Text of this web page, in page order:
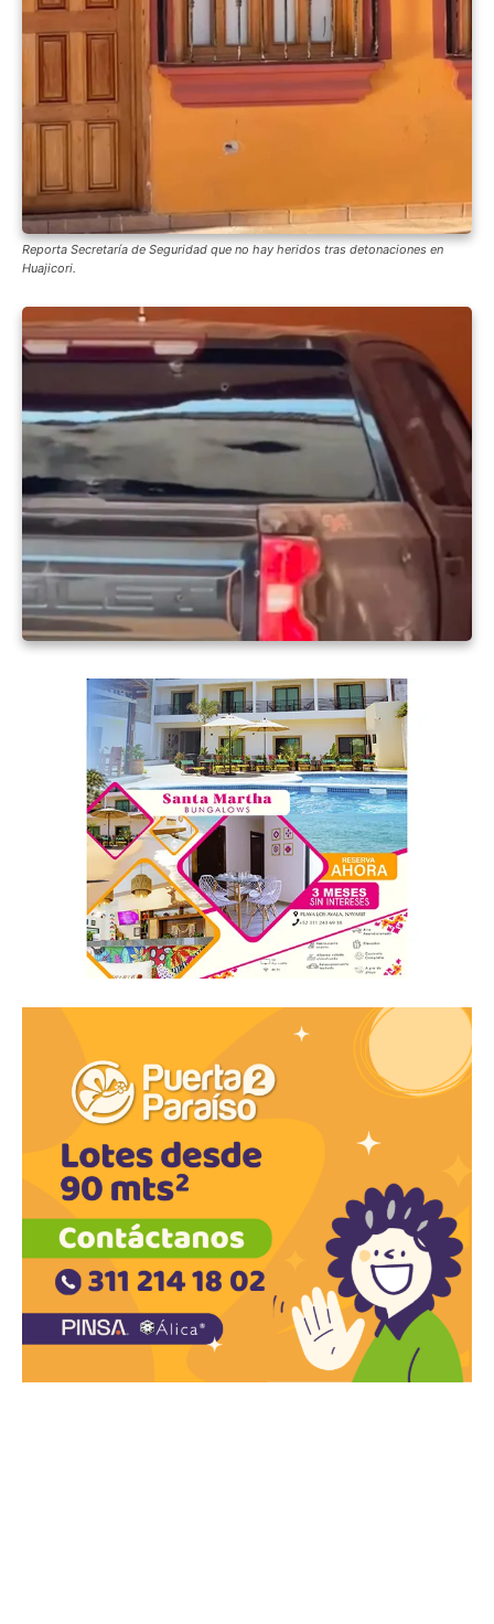
Reporta Secretaría de Seguridad que no hay heridos tras detonaciones en
Huajicori.